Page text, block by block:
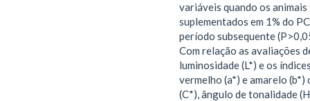
variáveis quando os
suplementados em 1% do
período subsequente
Com relação as avaliações
luminosidade (L*) e os
vermelho (a*) e amarelo (b*)
(C*), ângulo de tonalidade